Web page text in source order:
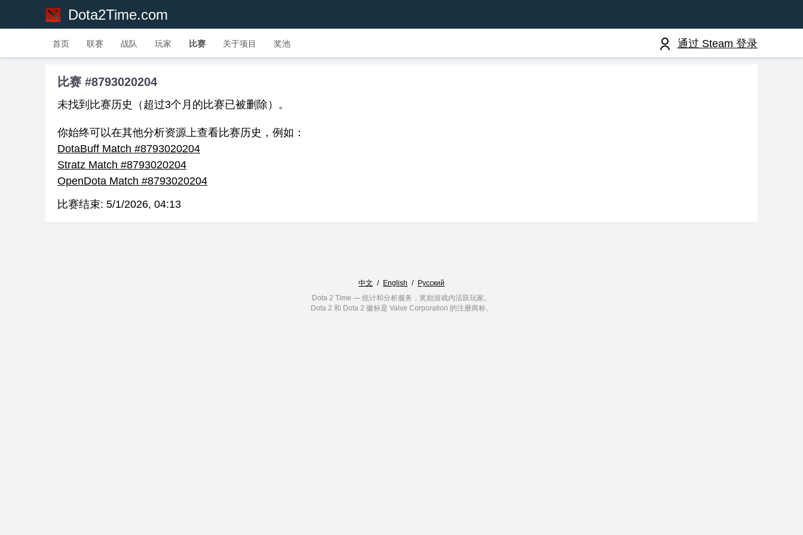
Dota2Time.com
通过 Steam 登录
首页 联赛 战队 玩家 比赛 关于项目 奖池
比赛 #8793020204
未找到比赛历史（超过3个月的比赛已被删除）。
你始终可以在其他分析资源上查看比赛历史，例如：
DotaBuff Match #8793020204
Stratz Match #8793020204
OpenDota Match #8793020204
比赛结束: 5/1/2026, 04:13
中文 / English / Русский
Dota 2 Time — 统计和分析服务，奖励游戏内活跃玩家。
Dota 2 和 Dota 2 徽标是 Valve Corporation 的注册商标。